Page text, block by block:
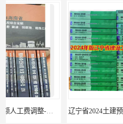
辽宁省2024土建预算定额-辽宁安装预算定额-辽宁通风空调安装定额